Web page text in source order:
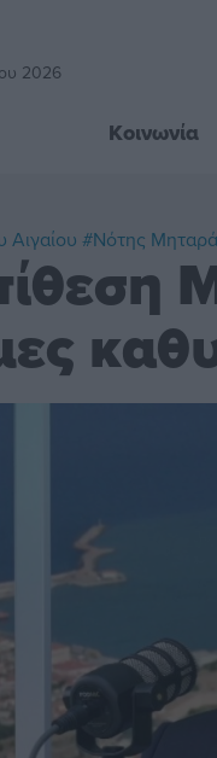
2026
Κοινωνία
Αιγαίου #Νότης